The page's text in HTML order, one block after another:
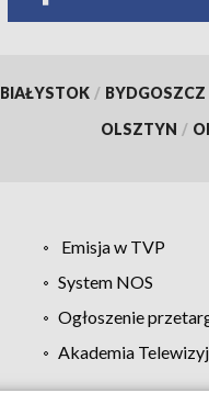
BIAŁYSTOK / BYDGOSZCZ
OLSZTYN /
Emisja w TVP
System NOS
Ogłoszenie
Akademia